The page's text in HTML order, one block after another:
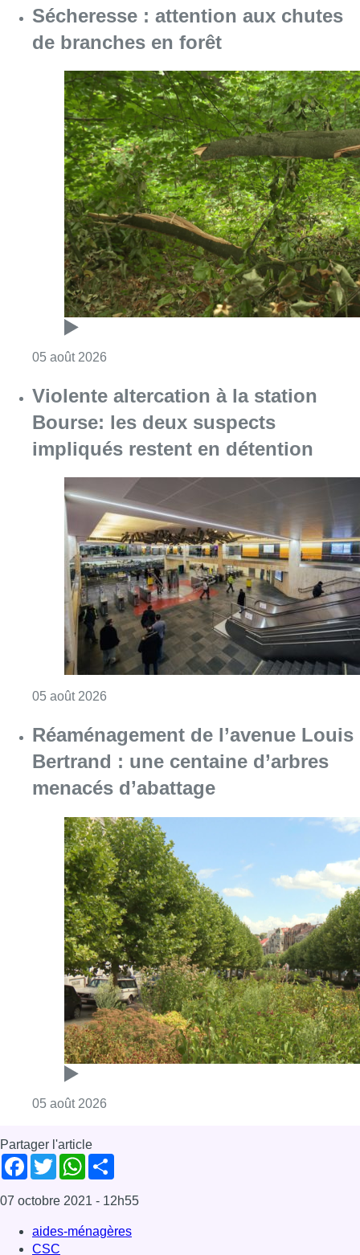
05 août 2026Consulter l'article "Sécheresse : attention
Violente altercation à la station
Bourse: les deux suspects
impliqués restent en détention
05 août 2026Consulter l'article "Violente altercation à la
Réaménagement de l’avenue Louis
Bertrand : une centaine d’arbres
menacés d’abattage
05 août 2026Consulter l'article "Réaménagement de
Partager l'article
Facebook
TwitterWhatsApp
Share
07 octobre 2021- 12h55
aides-ménagères
syndicat
News
Offres d’emploi